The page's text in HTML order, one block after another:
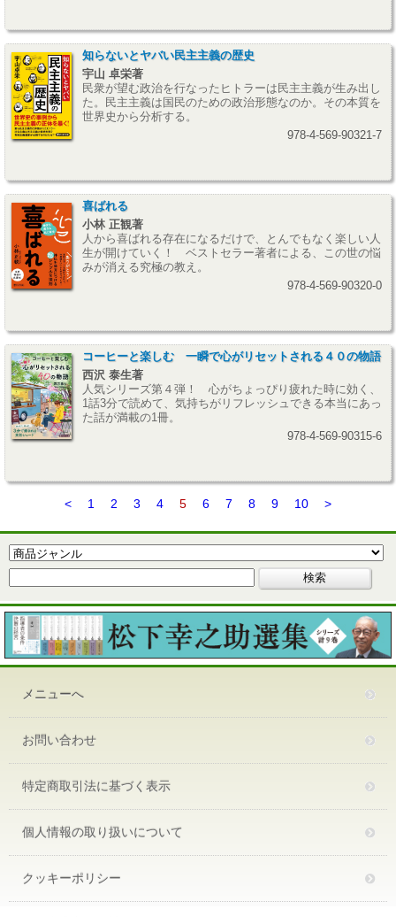
知らないとヤバい民主主義の歴史
宇山 卓栄著
民衆が望む政治を行なったヒトラーは民主主義が生み出し
た。民主主義は国民のための政治形態なのか。その本質を
世界史から分析する。
978-4-569-90321-7
喜ばれる
小林 正観著
人から喜ばれる存在になるだけで、とんでもなく楽しい人
生が開けていく！ ベストセラー著者による、この世の悩
みが消える究極の教え。
978-4-569-90320-0
コーヒーと楽しむ 一瞬で心がリセットされる４０の物語
西沢 泰生著
人気シリーズ第４弾！ 心がちょっぴり疲れた時に効く、
1話3分で読めて、気持ちがリフレッシュできる本当にあっ
た話が満載の1冊。
978-4-569-90315-6
< 1 2 3 4 5 6 7 8 9 10 >
メニューへ
お問い合わせ
特定商取引法に基づく表示
個人情報の取り扱いについて
クッキーポリシー